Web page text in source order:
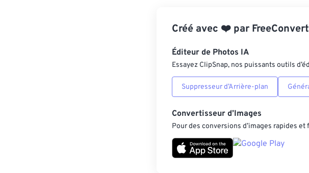
Créé avec ❤️ par FreeConvert
Éditeur de Photos IA
Essayez ClipSnap, nos puissants outils
Suppresseur d’Arrière-plan
Convertisseur d’Images
Pour des conversions d’images rapides